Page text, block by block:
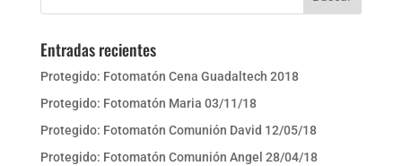
Entradas recientes
Protegido: Fotomatón Cena Guadaltech 2018
Protegido: Fotomatón Maria 03/11/18
Protegido: Fotomatón Comunión David 12/05/18
Protegido: Fotomatón Comunión Angel 28/04/18